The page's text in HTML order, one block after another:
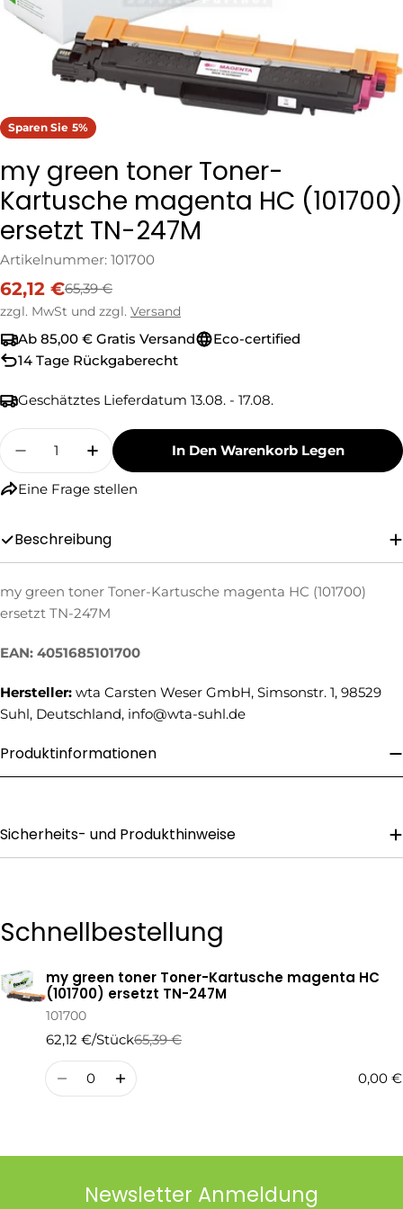
Sparen Sie 5%
my green toner Toner-
Kartusche magenta HC (101700)
ersetzt TN-247M
Artikelnummer: 101700
Verkaufspreis
62,12 €
Regulärer
Preis
65,39 €
zzgl. MwSt und zzgl. Versand
Ab 85,00 € Gratis Versand
Eco-certified
14 Tage Rückgaberecht
Geschätztes Lieferdatum 13.08. - 17.08.
Menge
Menge Für My Green Toner Toner-
Menge Für My Green Toner Toner-
In Den Warenkorb Legen
Eine Frage stellen
Eine Frage stellen
Name
E-
Mail
Telefonnummer
Ihre
Beschreibung
my green toner Toner-Kartusche magenta HC (101700)
ersetzt TN-247M
EAN: 4051685101700
Hersteller: wta Carsten Weser GmbH, Simsonstr. 1, 98529
Suhl, Deutschland, info@wta-suhl.de
Produktinformationen
Sicherheits- und Produkthinweise
Schnellbestellung
Ihr
Warenkorb
my green toner Toner-Kartusche magenta HC
(101700) ersetzt TN-247M
101700
62,12 €/Stück
Regulärer
Preis
65,39 €
Verkaufspreis
Menge
0,00 €
Newsletter Anmeldung